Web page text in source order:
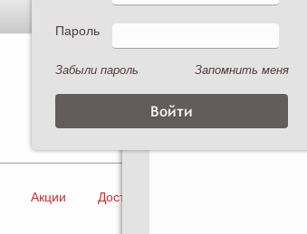
Опрыскиватели
Акции Доставка и оплата
Пароль
Забыли пароль Запомнить меня